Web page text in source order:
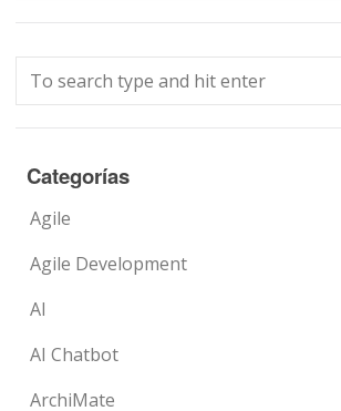
Categorías
Agile
Agile Development
AI
AI Chatbot
ArchiMate